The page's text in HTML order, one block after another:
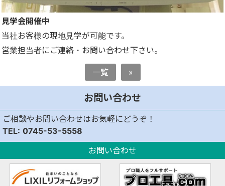
見学会開催中
当社お客様の現地見学が可能です。
営業担当者にご連絡・お問い合わせ下さい。
一覧 »
お問い合わせ
ご相談やお問い合わせはお気軽にどうぞ！
0745-53-5558
お問い合わせ